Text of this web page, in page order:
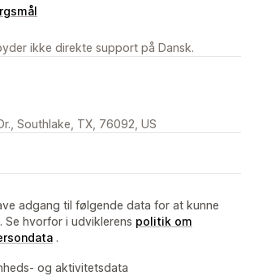
ikke direkte support på Dansk.
Southlake, TX, 76092, US
adgang til følgende data for at kunne
Se hvorfor i udviklerens politik om
.
og aktivitetsdata